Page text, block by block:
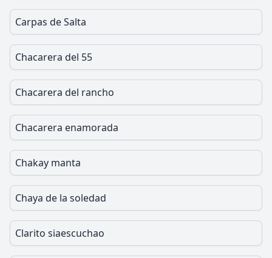
Carpas de Salta
Chacarera del 55
Chacarera del rancho
Chacarera enamorada
Chakay manta
Chaya de la soledad
Clarito siaescuchao